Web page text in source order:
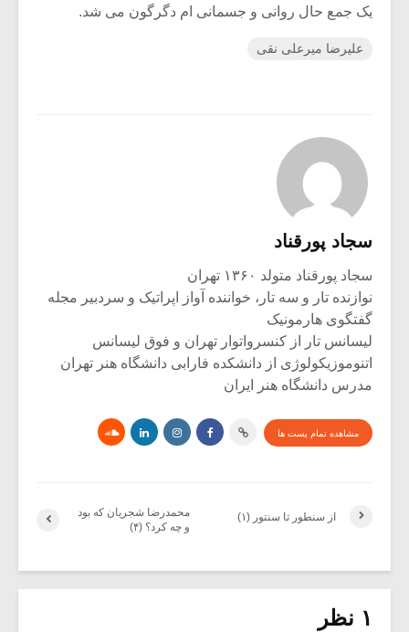
یک جمع حال روانی و جسمانی ام دگرگون می شد.
علیرضا میرعلی نقی
سجاد پورقناد
سجاد پورقناد متولد ۱۳۶۰ تهران
نوازنده تار و سه تار، خواننده آواز اپراتیک و سردبیر مجله
گفتگوی هارمونیک
لیسانس تار از کنسرواتوار تهران و فوق لیسانس
اتنوموزیکولوژی از دانشکده فارابی دانشگاه هنر تهران
مدرس دانشگاه هنر ایران
مشاهده تمام پست ها
محمدرضا شجریان که بود
و چه کرد؟ (۴)
از سنطور تا سنتور (۱)
۱ نظر